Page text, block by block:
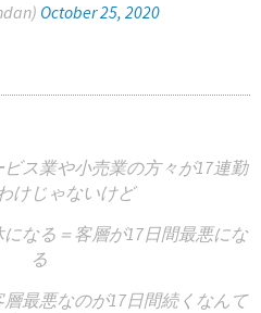
October 25, 2020
ス業や小売業の方々が17連勤
けじゃないけど
なる＝客層が17日間最悪にな
る
最悪なのが17日間続くなんて